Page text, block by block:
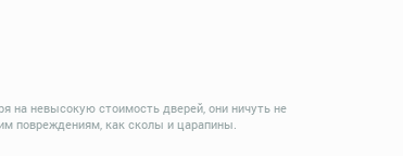
на невысокую стоимость дверей, они ничуть не
повреждениям, как сколы и царапины.